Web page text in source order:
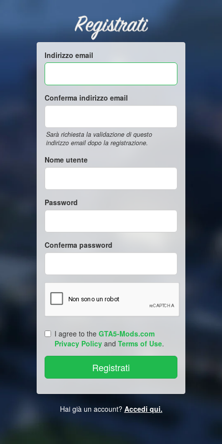
Registrati
Indirizzo email
Conferma indirizzo email
Sarà richiesta la validazione di questo
indirizzo email dopo la registrazione.
Nome utente
Password
Conferma password
I agree to the GTA5-Mods.com
Privacy Policy and Terms of Use.
Hai già un account? Accedi qui.